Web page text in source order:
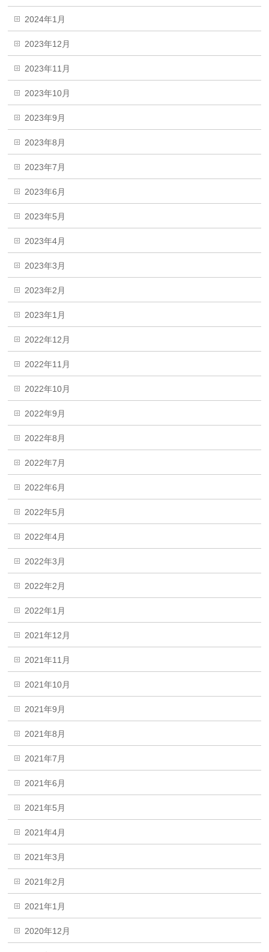
2024年1月
2023年12月
2023年11月
2023年10月
2023年9月
2023年8月
2023年7月
2023年6月
2023年5月
2023年4月
2023年3月
2023年2月
2023年1月
2022年12月
2022年11月
2022年10月
2022年9月
2022年8月
2022年7月
2022年6月
2022年5月
2022年4月
2022年3月
2022年2月
2022年1月
2021年12月
2021年11月
2021年10月
2021年9月
2021年8月
2021年7月
2021年6月
2021年5月
2021年4月
2021年3月
2021年2月
2021年1月
2020年12月